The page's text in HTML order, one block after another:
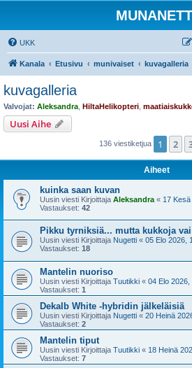
UKK
Kanala Etusivu munivaiset kuvagalleria
kuvagalleria
Valvojat: Aleksandra HiltaHelikopteri
Uusi Aihe
136 viestiketjua 1 2
Aiheet
kuinka saan kuvan
Uusin viesti Kirjoittaja Aleksandra « 17
Vastaukset: 42
Pikku tyrniksiä... mutta kukkoja
Uusin viesti Kirjoittaja Nugetti « 05 Elo 2026,
Vastaukset: 18
Mantelin nuoriso
Uusin viesti Kirjoittaja Tuutikki « 04 Elo 2026,
Vastaukset: 1
Dekalb White -hybridin jälkeläisiä
Uusin viesti Kirjoittaja Nugetti « 20 Heinä
Vastaukset: 2
Mantelin tiput
Uusin viesti Kirjoittaja Tuutikki « 18 Heinä
Vastaukset: 7